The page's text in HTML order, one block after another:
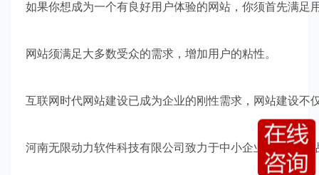
如果你想成为一个有良好用户体验的网站，你须首先满足
网站须满足大多数受众的需求，增加用户的粘性。
互联网时代网站建设已成为企业的刚性需求，网站建设
河南无限动力软件科技有限公司致力于中小企业营销型